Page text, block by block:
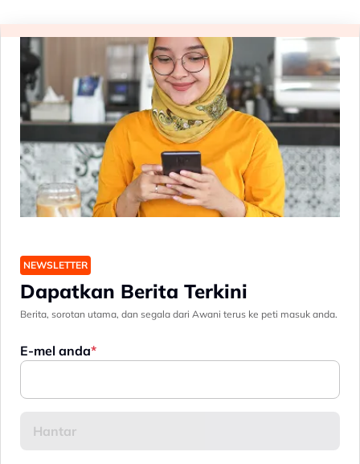
NEWSLETTER
Dapatkan Berita Terkini
Berita, sorotan utama, dan segala dari Awani terus ke peti masuk anda.
E-mel anda